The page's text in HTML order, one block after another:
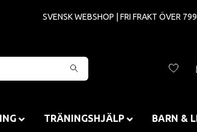
SVENSK WEBSHOP | FRI FRAKT ÖVER
TRÄNINGSHJÄLP
BARN &